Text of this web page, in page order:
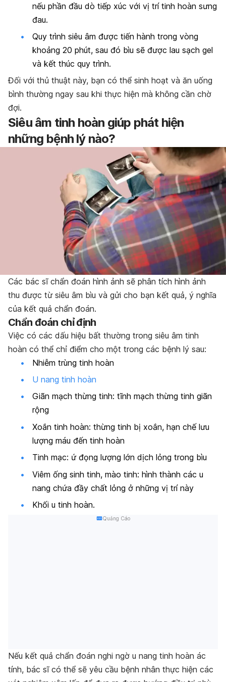
nếu phần đầu dò tiếp xúc với vị trí tinh hoàn sưng
đau.
Quy trình siêu âm được tiến hành trong vòng
khoảng 20 phút, sau đó bìu sẽ được lau sạch gel
và kết thúc quy trình.
Đối với thủ thuật này, bạn có thể sinh hoạt và ăn uống
bình thường ngay sau khi thực hiện mà không cần chờ
đợi.
Siêu âm tinh hoàn giúp phát hiện
những bệnh lý nào?
Các bác sĩ chẩn đoán hình ảnh sẽ phân tích hình ảnh
thu được từ siêu âm bìu và gửi cho bạn kết quả, ý nghĩa
của kết quả chẩn đoán.
Chẩn đoán chỉ định
Việc có các dấu hiệu bất thường trong siêu âm tinh
hoàn có thể chỉ điểm cho một trong các bệnh lý sau:
Nhiễm trùng tinh hoàn
U nang tinh hoàn
Giãn mạch thừng tinh: tĩnh mạch thừng tinh giãn
rộng
Xoắn tinh hoàn: thừng tinh bị xoắn, hạn chế lưu
lượng máu đến tinh hoàn
Tinh mạc: ứ đọng lượng lớn dịch lỏng trong bìu
Viêm ống sinh tinh, mào tinh: hình thành các u
nang chứa đầy chất lỏng ở những vị trí này
Khối u tinh hoàn.
Quảng Cáo
Nếu kết quả chẩn đoán nghi ngờ u nang tinh hoàn ác
tính, bác sĩ có thể sẽ yêu cầu bệnh nhân thực hiện các